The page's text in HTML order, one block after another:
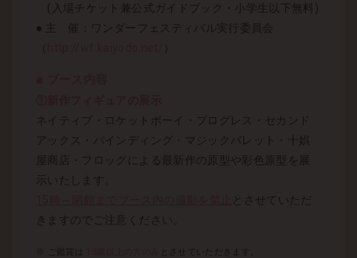
(入場チケット兼公式ガイドブック・小学生以下無料)
● 主 催：ワンダーフェスティバル実行委員会
ネイティブ・ロケットボーイ・プログレス・セカンド
アックス・バインディング・マジックバレット・十娯
屋商店・フロッグによる最新作の原型や彩色原型を展
示いたします。
とさせていただ
きますのでご注意ください。
とさせていただきます。